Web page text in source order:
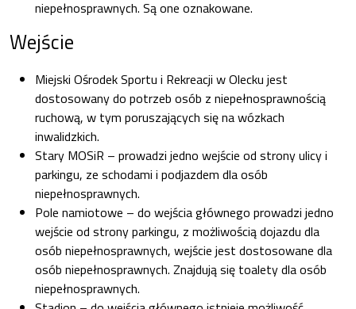
niepełnosprawnych. Są one oznakowane.
Wejście
Miejski Ośrodek Sportu i Rekreacji w Olecku jest
dostosowany do potrzeb osób z niepełnosprawnością
ruchową, w tym poruszających się na wózkach
inwalidzkich.
Stary MOSiR – prowadzi jedno wejście od strony ulicy i
parkingu, ze schodami i podjazdem dla osób
niepełnosprawnych.
Pole namiotowe – do wejścia głównego prowadzi jedno
wejście od strony parkingu, z możliwością dojazdu dla
osób niepełnosprawnych, wejście jest dostosowane dla
osób niepełnosprawnych. Znajdują się toalety dla osób
niepełnosprawnych.